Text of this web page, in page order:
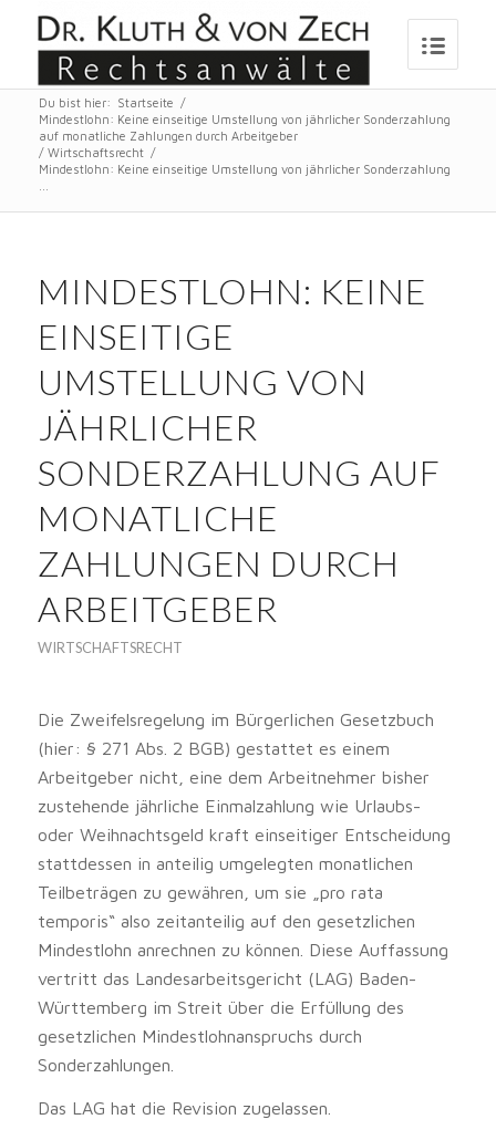
Du bist hier: Startseite
/
Mindestlohn: Keine einseitige Umstellung von jährlicher Sonderzahlung
auf monatliche Zahlungen durch Arbeitgeber
/ Wirtschaftsrecht /
Mindestlohn: Keine einseitige Umstellung von jährlicher Sonderzahlung
MINDESTLOHN: KEINE
EINSEITIGE
UMSTELLUNG VON
JÄHRLICHER
SONDERZAHLUNG AUF
MONATLICHE
ZAHLUNGEN DURCH
ARBEITGEBER
WIRTSCHAFTSRECHT
Die Zweifelsregelung im Bürgerlichen Gesetzbuch
(hier: § 271 Abs. 2 BGB) gestattet es einem
Arbeitgeber nicht, eine dem Arbeitnehmer bisher
zustehende jährliche Einmalzahlung wie Urlaubs-
oder Weihnachtsgeld kraft einseitiger Entscheidung
stattdessen in anteilig umgelegten monatlichen
Teilbeträgen zu gewähren, um sie „pro rata
temporis“ also zeitanteilig auf den gesetzlichen
Mindestlohn anrechnen zu können. Diese Auffassung
vertritt das Landesarbeitsgericht (LAG) Baden-
Württemberg im Streit über die Erfüllung des
gesetzlichen Mindestlohnanspruchs durch
Sonderzahlungen.
Das LAG hat die Revision zugelassen.